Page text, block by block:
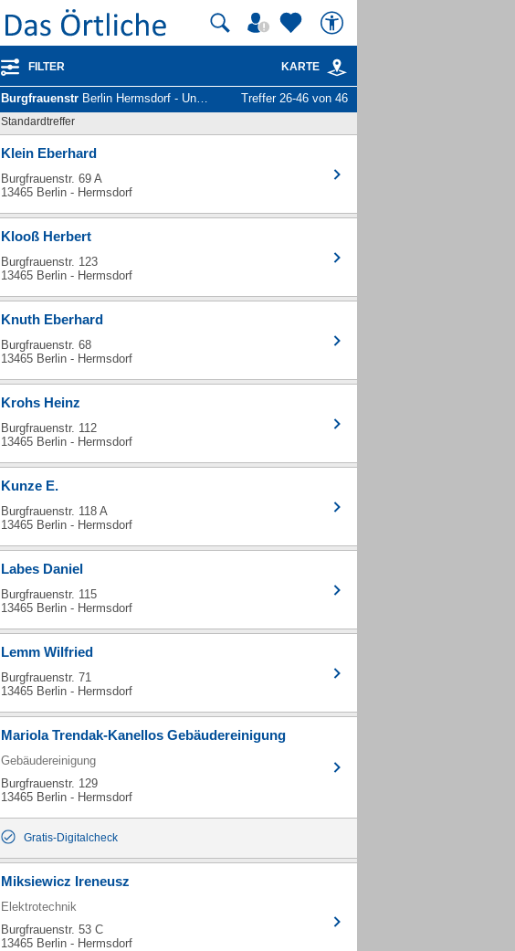
FILTER KARTE
Burgfrauenstr Berlin Hermsdorf - Unternehmen und Personen Treffer 26-46 von 46
Standardtreffer
Klein Eberhard
Burgfrauenstr. 69 A
13465 Berlin - Hermsdorf
Klooß Herbert
Burgfrauenstr. 123
13465 Berlin - Hermsdorf
Knuth Eberhard
Burgfrauenstr. 68
13465 Berlin - Hermsdorf
Krohs Heinz
Burgfrauenstr. 112
13465 Berlin - Hermsdorf
Kunze E.
Burgfrauenstr. 118 A
13465 Berlin - Hermsdorf
Labes Daniel
Burgfrauenstr. 115
13465 Berlin - Hermsdorf
Lemm Wilfried
Burgfrauenstr. 71
13465 Berlin - Hermsdorf
Mariola Trendak-Kanellos Gebäudereinigung
Gebäudereinigung
Burgfrauenstr. 129
13465 Berlin - Hermsdorf
Gratis-Digitalcheck
Miksiewicz Ireneusz
Elektrotechnik
Burgfrauenstr. 53 C
13465 Berlin - Hermsdorf